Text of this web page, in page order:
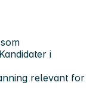
i
relevant for